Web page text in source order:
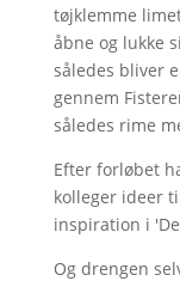
tøjklemme
åbne og lukke
således bliver
gennem
således rime
Efter forløbet
kolleger ideer
inspiration i
Og drengen